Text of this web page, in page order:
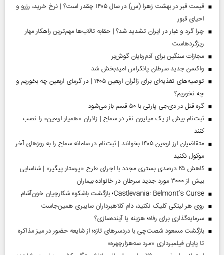
قیمت قبر در بهشت زهرا (س) در سال ۱۴۰۵ چقدر است؟ | نرخ خرید، رزرو و
احیای قبور
چرا گرد و غبار در ایران تشدید شد؟ | حقابه تالاب‌ها مهم‌ترین راهکار مهار
ریزگردهاست
مجازات سنگین برای آدم‌ربایان گوش‌بر
واکسن جدید سرطان پانکراس امیدبخش شد
توصیه‌های تغذیه‌ای برای زائران اربعین ۱۴۰۵ | در گرمای اربعین چه بخوریم و
چه نخوریم؟
گره قتل در دی‌جی پارتی با ۵۰ قسم باز می‌شود
ثبت‌نام بیش از یک میلیون نفر در سماح | زائران «همیار اربعین» را نصب
کنند
متقاضیان ارز اربعین ۱۴۰۵ بخوانند | ثبت‌نام در سامانه سماح را به روز‌های آخر
موکول نکنید
کاهش ۲۵ درصدی بستری مجدد با اجرای طرح «پرستار پیگیر» | شناسایی
بیش از ۳۰۰۰ مورد جدید سرطان در خانواده بیماران
Castlevania: Belmont’s Curse؛ بازگشت باشکوه شکارچیان خون‌آشام
روی هر لینکی کلیک نکنید، دام کلاهبرداران سایبری همین‌جاست
سرمایه‌گذاری برای رفاه؛ هزینه یا آینده‌سازی؟
بازگشت مسعود شصت‌چی با دردسر‌های تازه؛ از شایعه حضور در میز مذاکره
تا پایان فیلمبرداری «مرد سه‌هزارچهره»